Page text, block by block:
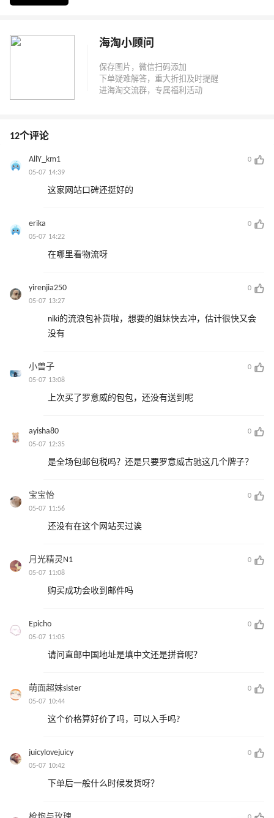
海淘小顾问
12个评论
AllY_km1
0
05-07 14:39
这家网站口碑还挺好的
erika
0
05-07 14:22
在哪里看物流呀
yirenjia250
0
05-07 13:27
niki的流浪包补货啦，想要的姐妹快去冲，估计很快又会
没有
小兽子
0
05-07 13:08
上次买了罗意威的包包，还没有送到呢
ayisha80
0
05-07 12:35
是全场包邮包税吗？还是只要罗意威古驰这几个牌子？
宝宝怡
0
05-07 11:56
还没有在这个网站买过诶
月光精灵N1
0
05-07 11:08
购买成功会收到邮件吗
Epicho
0
05-07 11:05
请问直邮中国地址是填中文还是拼音呢？
萌面超妹sister
0
05-07 10:44
这个价格算好价了吗，可以入手吗?
juicylovejuicy
0
05-07 10:42
下单后一般什么时候发货呀？